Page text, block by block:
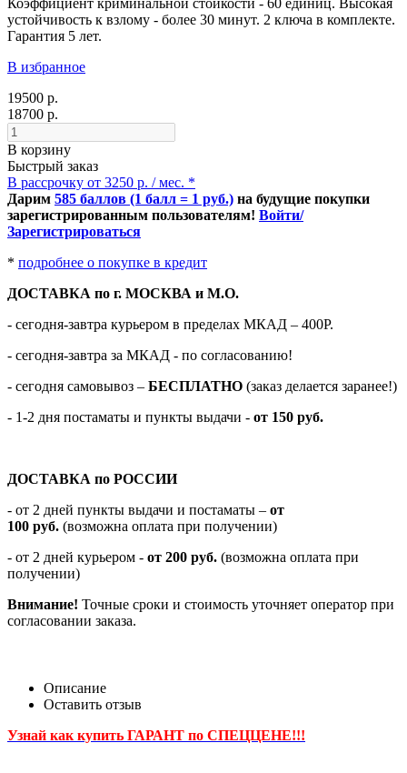
устойчивость к взлому - более 30 минут. 2 ключа в комплекте.
Гарантия 5 лет.
В избранное
19500 р.
18700 р.
В корзину
Быстрый заказ
В рассрочку от 3250 р. / мес. *
Дарим 585 баллов (1 балл = 1 руб.) на будущие покупки
зарегистрированным пользователям! Войти/
Зарегистрироваться
* подробнее о покупке в кредит
ДОСТАВКА по г. МОСКВА и М.О.
- сегодня-завтра курьером в пределах МКАД – 400Р.
- сегодня-завтра за МКАД - по согласованию!
- сегодня самовывоз – БЕСПЛАТНО (заказ делается заранее!)
- 1-2 дня постаматы и пункты выдачи - от 150 руб.
ДОСТАВКА по РОССИИ
- от 2 дней пункты выдачи и постаматы – от
100 руб. (возможна оплата при получении)
- от 2 дней курьером - от 200 руб. (возможна оплата при
получении)
Внимание! Точные сроки и стоимость уточняет оператор при
согласовании заказа.
Описание
Оставить отзыв
Узнай как купить ГАРАНТ по СПЕЦЦЕНЕ!!!